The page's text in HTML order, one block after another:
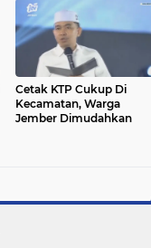
Cetak KTP Cukup Di
Kecamatan, Warga
Jember Dimudahkan